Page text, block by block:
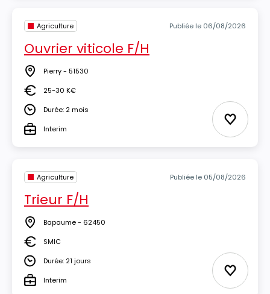
Agriculture Publiée le 06/08/2026
Ouvrier viticole F/H
Lieu Pierry - 51530
Salaire25-30 K€
DuréeDurée: 2 mois
TypeInterim Ajouter
Agriculture Publiée le 05/08/2026
Trieur F/H
Lieu Bapaume - 62450
Salaire
SMIC
DuréeDurée: 21 jours
TypeInterim Ajouter